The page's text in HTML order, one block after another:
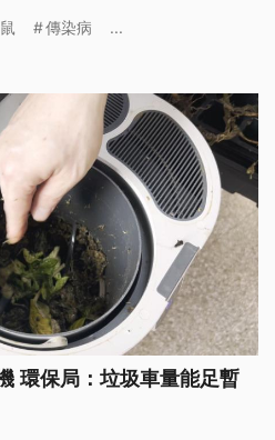
傳染病 ...
環保局：垃圾車量能足暫